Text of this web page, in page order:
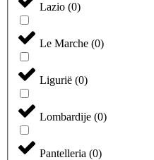
Lazio (0)
Le Marche (0)
Ligurië (0)
Lombardije (0)
Pantelleria (0)